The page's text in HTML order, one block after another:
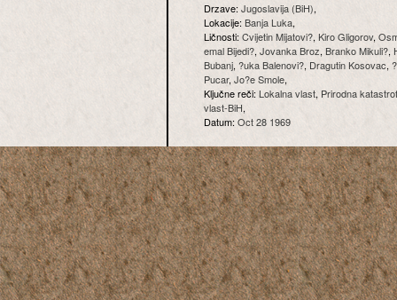
Drzave:Jugoslavija (BiH),
Lokacije:Banja Luka,
Ličnosti:Cvijetin Mijatovi?, Kiro Gligorov,
emal Bijedi?, Jovanka Broz, Branko Mikuli?,
Bubanj, ?uka Balenovi?, Dragutin Kosovac,
Pucar, Jo?e Smole,
Ključne reči:Lokalna vlast, Prirodna
vlast-BiH,
Datum:Oct 28 1969